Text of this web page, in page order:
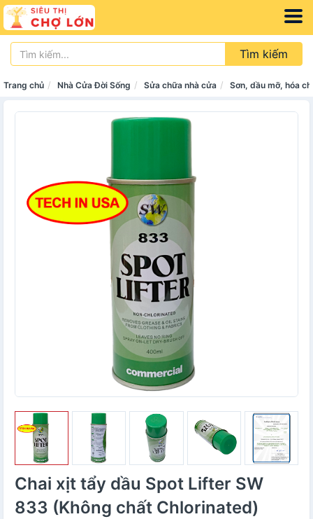
Tìm kiếm
Trang chủ Nhà Cửa Đời Sống Sửa chữa nhà cửa Sơn, dầu mỡ, hóa
Chai xịt tẩy dầu Spot Lifter SW
833 (Không chất Chlorinated)